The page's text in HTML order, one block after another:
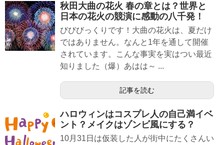
秋田大曲の花火 春の章とは？世界と
日本の花火の競演に感動の八千発！
びびびっくりです！大曲の花火は、夏だけ
ではありません。なんと1年を通して開催
されています。こんな事実を実はつい最近
知りました（爆）あはは～ ...
記事を読む
ハロウィンはコスプレ人の自己満イベ
ント？メイクはゾンビ風にする？
10月31日は仮装した人が街中にたくさんい